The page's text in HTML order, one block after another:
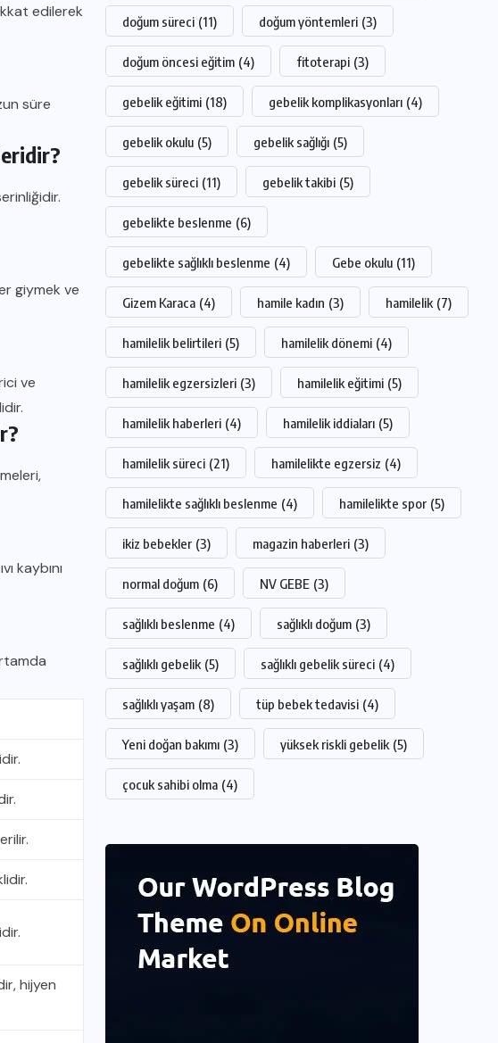
edilerek
süre
giymek ve
ve
kaybını
hijyen
doğum süreci (11) doğum yöntemleri (3)
doğum öncesi eğitim (4) fitoterapi (3)
gebelik eğitimi (18) gebelik komplikasyonları (4)
gebelik okulu (5) gebelik sağlığı (5)
gebelik süreci (11) gebelik takibi (5)
gebelikte beslenme (6)
gebelikte sağlıklı beslenme (4) Gebe okulu (11)
Gizem Karaca (4) hamile kadın (3) hamilelik (7)
hamilelik belirtileri (5) hamilelik dönemi (4)
hamilelik egzersizleri (3) hamilelik eğitimi (5)
hamilelik haberleri (4) hamilelik iddiaları (5)
hamilelik süreci (21) hamilelikte egzersiz (4)
hamilelikte sağlıklı beslenme (4) hamilelikte spor (5)
ikiz bebekler (3) magazin haberleri (3)
normal doğum (6) NV GEBE (3)
sağlıklı beslenme (4) sağlıklı doğum (3)
sağlıklı gebelik (5) sağlıklı gebelik süreci (4)
sağlıklı yaşam (8) tüp bebek tedavisi (4)
Yeni doğan bakımı (3) yüksek riskli gebelik (5)
çocuk sahibi olma (4)